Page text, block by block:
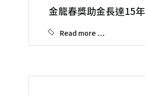
金龍春獎助金長達15
Read more …